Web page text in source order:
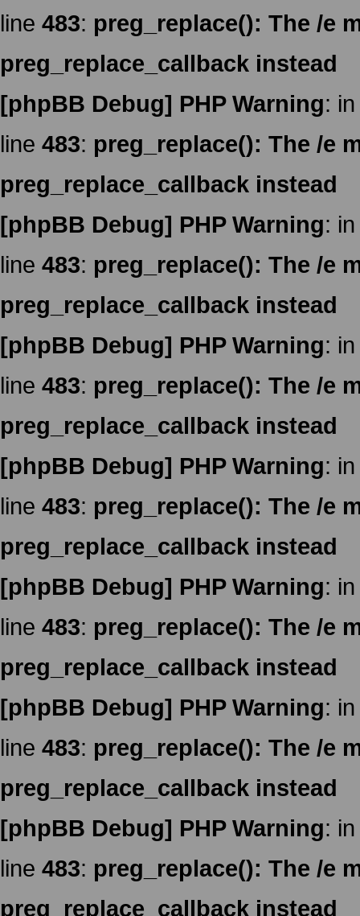
line 483: preg_replace(): The /e
preg_replace_callback instead
[phpBB Debug] PHP Warning:
line 483: preg_replace(): The /e
preg_replace_callback instead
[phpBB Debug] PHP Warning:
line 483: preg_replace(): The /e
preg_replace_callback instead
[phpBB Debug] PHP Warning:
line 483: preg_replace(): The /e
preg_replace_callback instead
[phpBB Debug] PHP Warning:
line 483: preg_replace(): The /e
preg_replace_callback instead
[phpBB Debug] PHP Warning:
line 483: preg_replace(): The /e
preg_replace_callback instead
[phpBB Debug] PHP Warning:
line 483: preg_replace(): The /e
preg_replace_callback instead
[phpBB Debug] PHP Warning:
line 483: preg_replace(): The /e
preg_replace_callback instead